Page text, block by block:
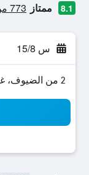
8.1 ممتاز 773 من التقييمات تم التحقق منها
س 15/8
2 من الضيوف، غرفة واحدة